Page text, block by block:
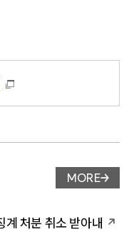
업무사례
MORE
처분 취소 받아내